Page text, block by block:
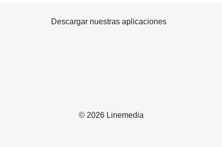
© 2026 Linemedia
Descargar nuestras aplicaciones